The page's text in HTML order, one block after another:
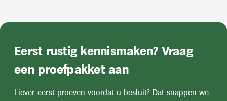
Eerst rustig kennismaken? Vraag
een proefpakket aan
Liever eerst proeven voordat u besluit? Dat snappen we